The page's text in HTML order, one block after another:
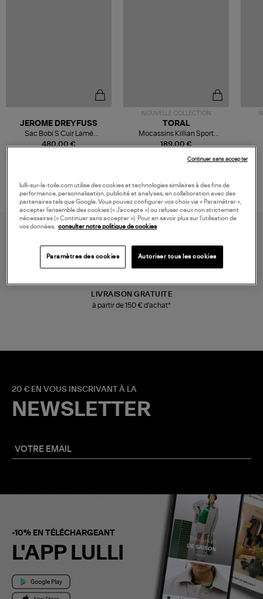
480,00 €
JEROME DREYFUSS
Sac Bobi S Cuir Lamé
Champagne
NOUVELLE COLLECTION
189,00 €
TORAL
Mocassins Killian Sport
Mousse
LIVRAISON GRATUITE
à partir de 150 € d'achat*
20 € EN VOUS INSCRIVANT À LA
NEWSLETTER
-10% EN TÉLÉCHARGEANT
L'APP LULLI
lulli-sur-la-toile.com utilise des cookies et technologies similaires à des fins de
performance, personnalisation, publicité et analyses, en collaboration avec des
partenaires tels que Google. Vous pouvez configurer vos choix via « Paramétrer »,
accepter l’ensemble des cookies (« J’accepte ») ou refuser ceux non strictement
nécessaires (« Continuer sans accepter »). Pour en savoir plus sur l’utilisation de
vos données, consulter notre politique de cookies
Paramètres des cookies Autoriser tous les cookies
Continuer sans accepter